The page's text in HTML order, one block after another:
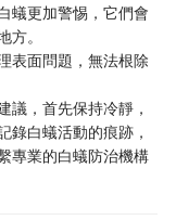
蟻更加警惕，它們會
。
表面問題，無法根除
議，首先保持冷靜，
錄白蟻活動的痕跡，
專業的白蟻防治機構